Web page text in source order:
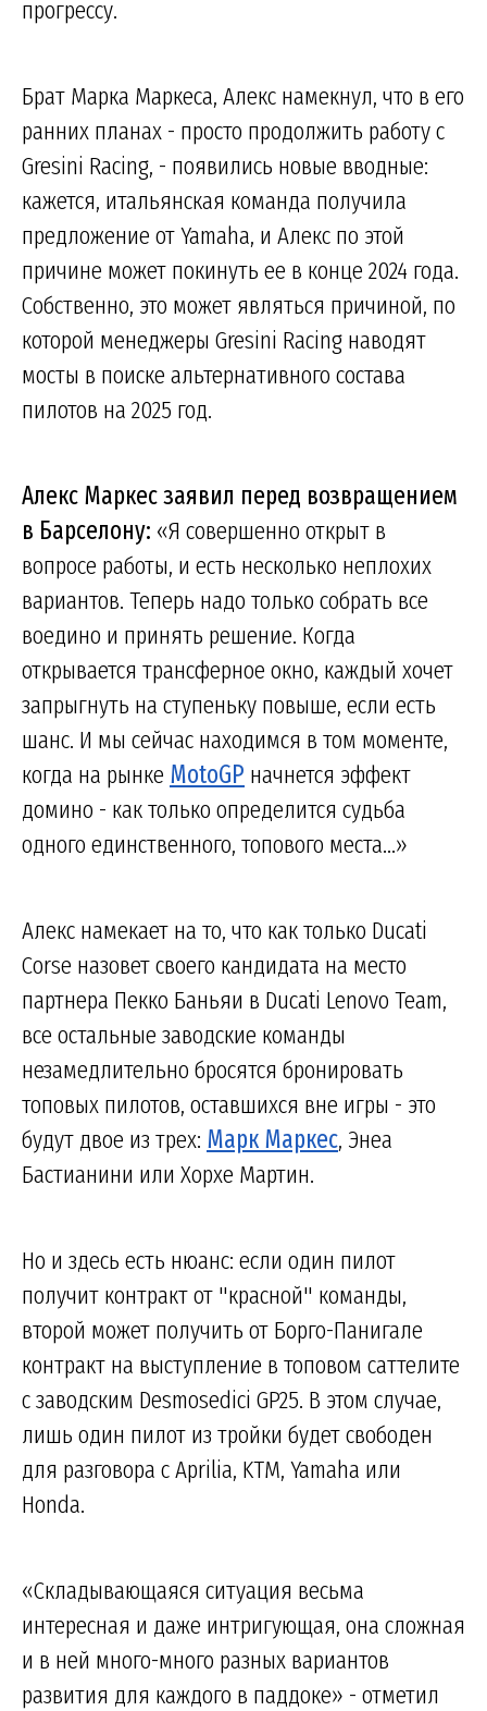
прогрессу.
Брат Марка Маркеса, Алекс намекнул, что в его
ранних планах - просто продолжить работу с
Gresini Racing, - появились новые вводные:
кажется, итальянская команда получила
предложение от Yamaha, и Алекс по этой
причине может покинуть ее в конце 2024 года.
Собственно, это может являться причиной, по
которой менеджеры Gresini Racing наводят
мосты в поиске альтернативного состава
пилотов на 2025 год.
Алекс Маркес заявил перед возвращением
в Барселону: «Я совершенно открыт в
вопросе работы, и есть несколько неплохих
вариантов. Теперь надо только собрать все
воедино и принять решение. Когда
открывается трансферное окно, каждый хочет
запрыгнуть на ступеньку повыше, если есть
шанс. И мы сейчас находимся в том моменте,
когда на рынке MotoGP начнется эффект
домино - как только определится судьба
одного единственного, топового места...»
Алекс намекает на то, что как только Ducati
Corse назовет своего кандидата на место
партнера Пекко Баньяи в Ducati Lenovo Team,
все остальные заводские команды
незамедлительно бросятся бронировать
топовых пилотов, оставшихся вне игры - это
будут двое из трех: Марк Маркес, Энеа
Бастианини или Хорхе Мартин.
Но и здесь есть нюанс: если один пилот
получит контракт от "красной" команды,
второй может получить от Борго-Панигале
контракт на выступление в топовом саттелите
с заводским Desmosedici GP25. В этом случае,
лишь один пилот из тройки будет свободен
для разговора с Aprilia, KTM, Yamaha или
Honda.
«Складывающаяся ситуация весьма
интересная и даже интригующая, она сложная
и в ней много-много разных вариантов
развития для каждого в паддоке» - отметил